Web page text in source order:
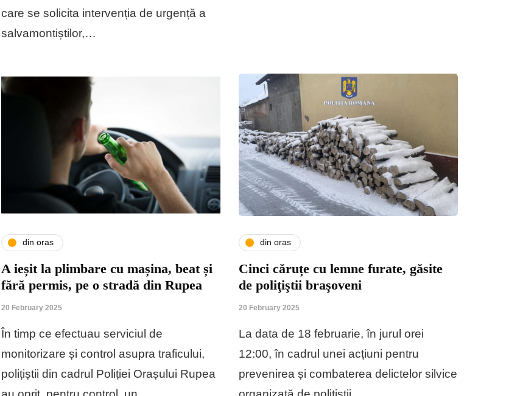
care se solicita intervenția de urgență a
salvamontiștilor,…
din oras
A ieșit la plimbare cu mașina, beat și
fără permis, pe o stradă din Rupea
20 February 2025
În timp ce efectuau serviciul de
monitorizare și control asupra traficului,
polițiștii din cadrul Poliției Orașului Rupea
din oras
Cinci căruțe cu lemne furate, găsite
de poliţiştii braşoveni
20 February 2025
La data de 18 februarie, în jurul orei
12:00, în cadrul unei acțiuni pentru
prevenirea și combaterea delictelor silvice